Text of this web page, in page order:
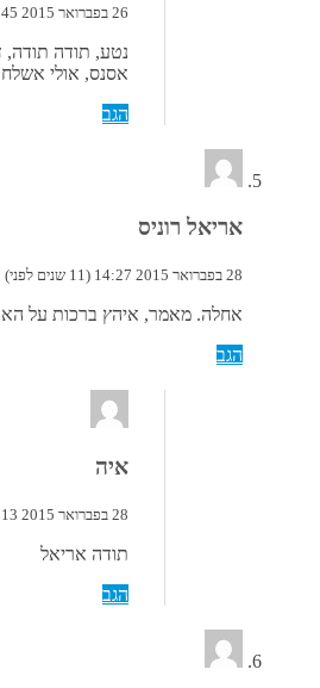
26 בפברואר 2015 4:45 (11 שנים לפני)
נטע, תודה תודה,
אסנס, אולי
הגב
אריאל רוניס
28 בפברואר 2015 14:27 (11 שנים לפני)
אחלה. מאמר, איהץ ברכות על
הגב
איה
28 בפברואר 2015 17:13 (11 שנים לפני)
תודה אריאל
הגב